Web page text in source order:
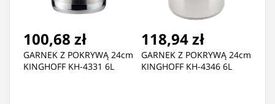
100,68 zł
GARNEK Z POKRYWĄ 24cm
KINGHOFF KH-4331 6L
118,94 zł
GARNEK Z POKRYWĄ 24cm
KINGHOFF KH-4346 6L